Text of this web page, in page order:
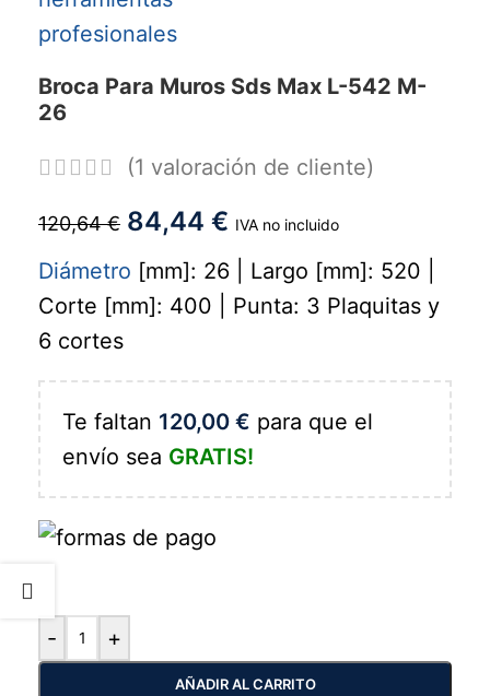
Broca Para Muros Sds Max L-542 M-
26
(1 valoración de cliente)
120,64€ 84,44 € IVA no incluido
Diámetro [mm]: 26 | Largo [mm]: 520 |
Corte [mm]: 400 | Punta: 3 Plaquitas y
6 cortes
Te faltan 120,00 € para que el
envío sea GRATIS!
- +
AÑADIR AL CARRITO